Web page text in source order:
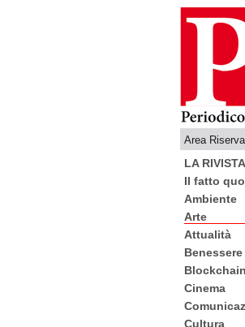
Area
LA RIVISTA
Il fatto
Ambiente
Arte
Attualità
Benessere
Blockchain
Cinema
Cultura